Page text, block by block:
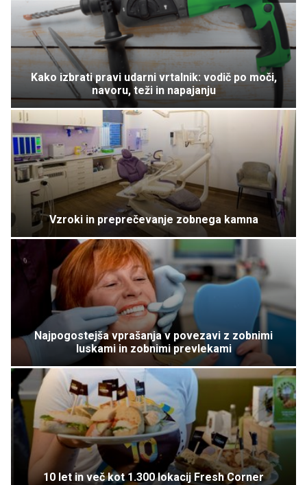
Kako izbrati pravi udarni vrtalnik: vodič po moči,
navoru, teži in napajanju
Vzroki in preprečevanje zobnega kamna
Najpogostejša vprašanja v povezavi z zobnimi
luskami in zobnimi prevlekami
10 let in več kot 1.300 lokacij Fresh Corner